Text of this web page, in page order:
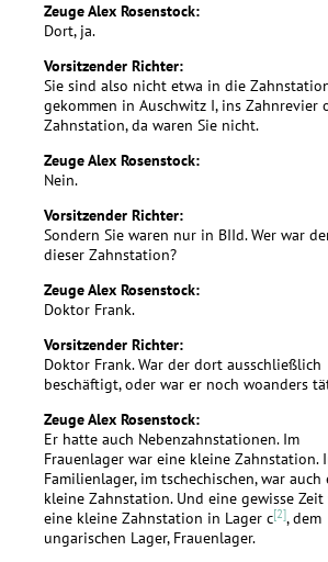
Zeuge Alex Rosenstock:
Dort, ja.
Vorsitzender Richter:
Sie sind also nicht etwa in die
gekommen in Auschwitz I, ins Zahnrevier
Zahnstation, da waren Sie nicht.
Zeuge Alex Rosenstock:
Nein.
Vorsitzender Richter:
Sondern Sie waren nur in BIId. Wer war
dieser Zahnstation?
Zeuge Alex Rosenstock:
Doktor Frank.
Vorsitzender Richter:
Doktor Frank. War der dort ausschließlich
beschäftigt, oder war er noch woanders
Zeuge Alex Rosenstock:
Er hatte auch Nebenzahnstationen. Im
Frauenlager war eine kleine Zahnstation.
Familienlager, im tschechischen, war auch
kleine Zahnstation. Und eine gewisse Zeit
eine kleine Zahnstation in Lager c[2], dem
ungarischen Lager, Frauenlager.